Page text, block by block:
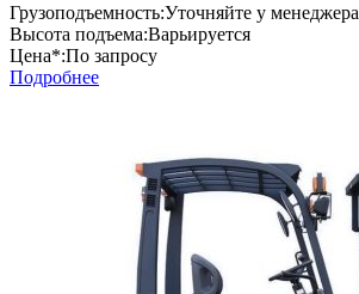
Грузоподъемность:Уточняйте у менеджера
Высота подъема:Варьируется
Цена*:По запросу
Подробнее